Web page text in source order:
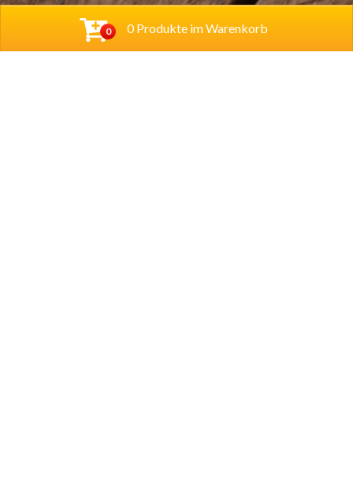
0 0 Produkte im Warenkorb